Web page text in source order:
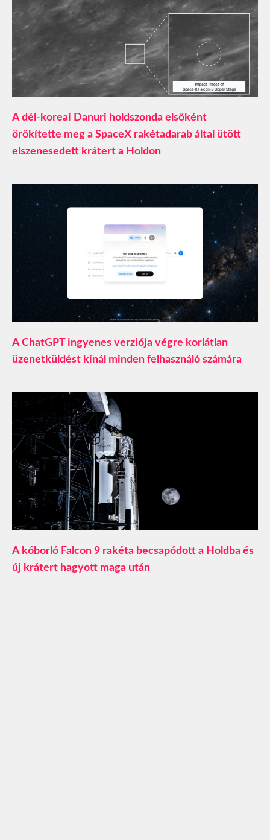
A dél-koreai Danuri holdszonda elsőként
örökítette meg a SpaceX rakétadarab által ütött
elszenesedett krátert a Holdon
A ChatGPT ingyenes verziója végre korlátlan
üzenetküldést kínál minden felhasználó számára
A kóborló Falcon 9 rakéta becsapódott a Holdba és
új krátert hagyott maga után